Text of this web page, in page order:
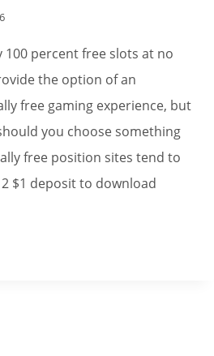
100 percent free slots at no
the option of an
free gaming experience, but
you choose something
free position sites tend to
$1 deposit to download